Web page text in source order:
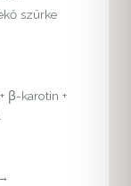
szürke
β-karotin +